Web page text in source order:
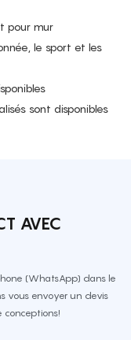
pour mur
le sport et les
sont disponibles
AVEC
(WhatsApp) dans le
vous envoyer un devis
conceptions!